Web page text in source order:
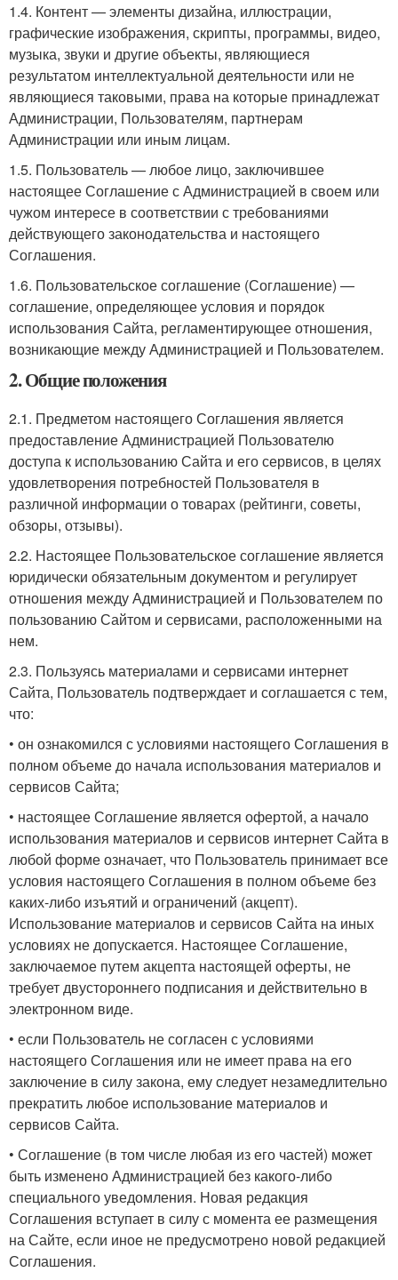
1.4. Контент — элементы дизайна, иллюстрации,
графические изображения, скрипты, программы, видео,
музыка, звуки и другие объекты, являющиеся
результатом интеллектуальной деятельности или не
являющиеся таковыми, права на которые принадлежат
Администрации, Пользователям, партнерам
Администрации или иным лицам.
1.5. Пользователь — любое лицо, заключившее
настоящее Соглашение с Администрацией в своем или
чужом интересе в соответствии с требованиями
действующего законодательства и настоящего
Соглашения.
1.6. Пользовательское соглашение (Соглашение) —
соглашение, определяющее условия и порядок
использования Сайта, регламентирующее отношения,
возникающие между Администрацией и Пользователем.
2. Общие положения
2.1. Предметом настоящего Соглашения является
предоставление Администрацией Пользователю
доступа к использованию Сайта и его сервисов, в целях
удовлетворения потребностей Пользователя в
различной информации о товарах (рейтинги, советы,
обзоры, отзывы).
2.2. Настоящее Пользовательское соглашение является
юридически обязательным документом и регулирует
отношения между Администрацией и Пользователем по
пользованию Сайтом и сервисами, расположенными на
нем.
2.3. Пользуясь материалами и сервисами интернет
Сайта, Пользователь подтверждает и соглашается с тем,
что:
• он ознакомился с условиями настоящего Соглашения в
полном объеме до начала использования материалов и
сервисов Сайта;
• настоящее Соглашение является офертой, а начало
использования материалов и сервисов интернет Сайта в
любой форме означает, что Пользователь принимает все
условия настоящего Соглашения в полном объеме без
каких-либо изъятий и ограничений (акцепт).
Использование материалов и сервисов Сайта на иных
условиях не допускается. Настоящее Соглашение,
заключаемое путем акцепта настоящей оферты, не
требует двустороннего подписания и действительно в
электронном виде.
• если Пользователь не согласен с условиями
настоящего Соглашения или не имеет права на его
заключение в силу закона, ему следует незамедлительно
прекратить любое использование материалов и
сервисов Сайта.
• Соглашение (в том числе любая из его частей) может
быть изменено Администрацией без какого-либо
специального уведомления. Новая редакция
Соглашения вступает в силу с момента ее размещения
на Сайте, если иное не предусмотрено новой редакцией
Соглашения.